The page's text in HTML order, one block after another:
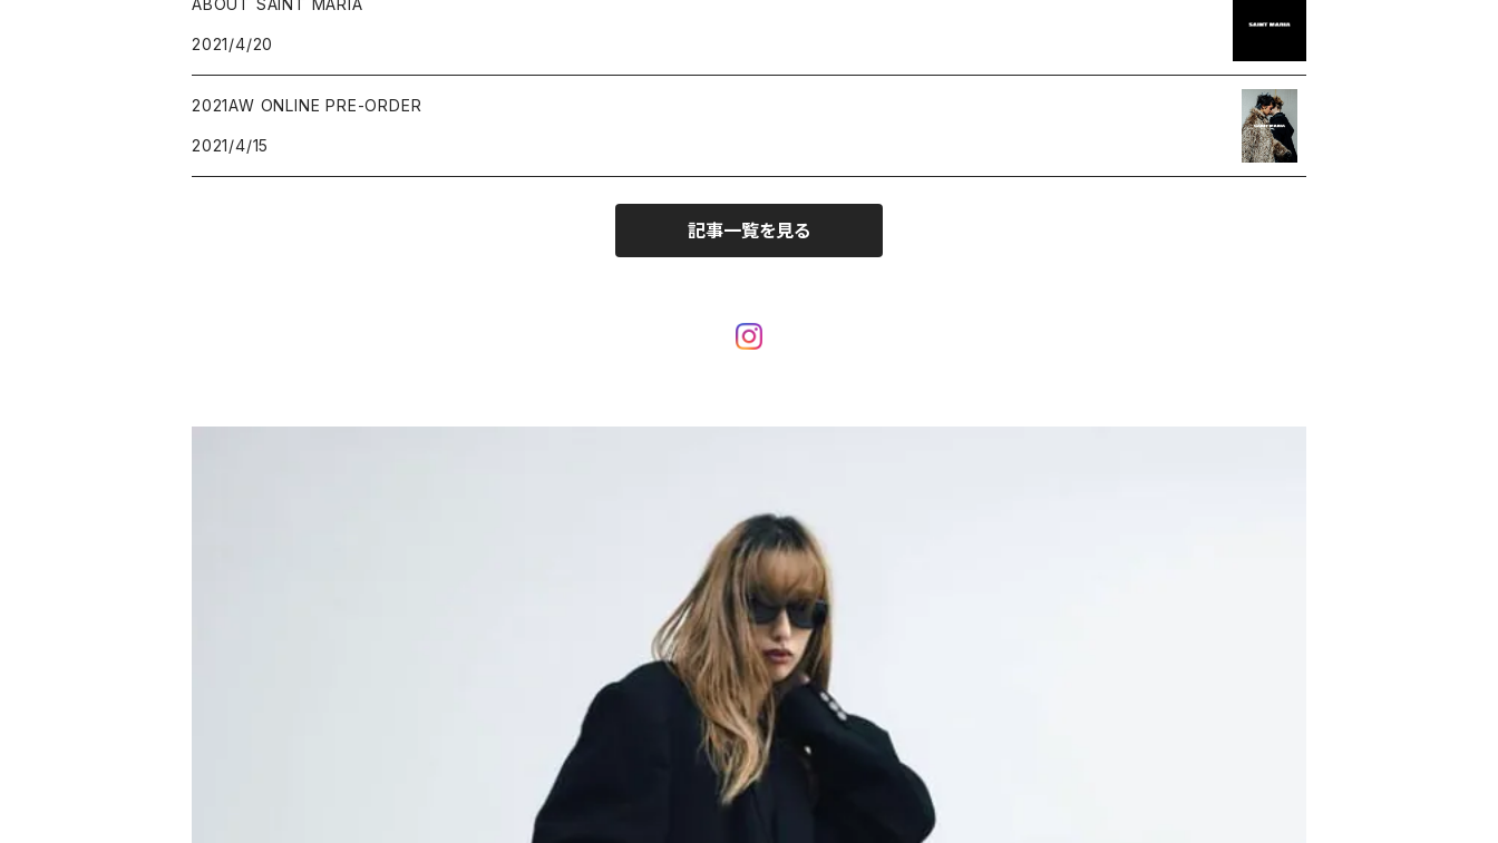
ABOUT SAINT MARIA
2021/4/20
2021AW ONLINE PRE-ORDER
2021/4/15
記事一覧を見る